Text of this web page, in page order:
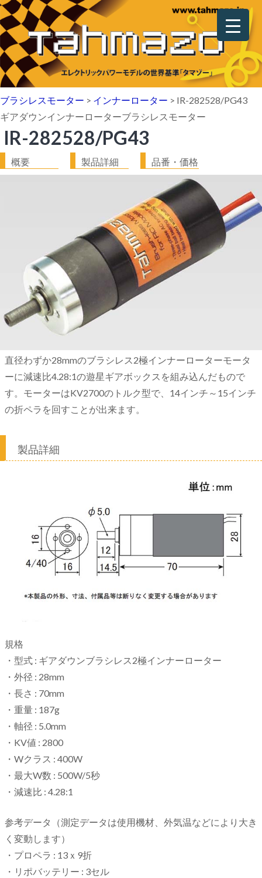
ブラシレスモーター > インナーローター > IR-282528/PG43
ギアダウンインナーローターブラシレスモーター
IR-282528/PG43
概要 製品詳細 品番・価格
直径わずか28mmのブラシレス2極インナーローターモータ
ーに減速比4.28:1の遊星ギアボックスを組み込んだもので
す。モーターはKV2700のトルク型で、14インチ～15インチ
の折ペラを回すことが出来ます。
製品詳細
規格
・型式 : ギアダウンブラシレス2極インナーローター
・外径 : 28mm
・長さ : 70mm
・重量 : 187g
・軸径 : 5.0mm
・KV値 : 2800
・Wクラス : 400W
・最大W数 : 500W/5秒
・減速比 : 4.28:1
参考データ（測定データは使用機材、外気温などにより大き
く変動します）
・プロペラ : 13ｘ9折
・リポバッテリー : 3セル